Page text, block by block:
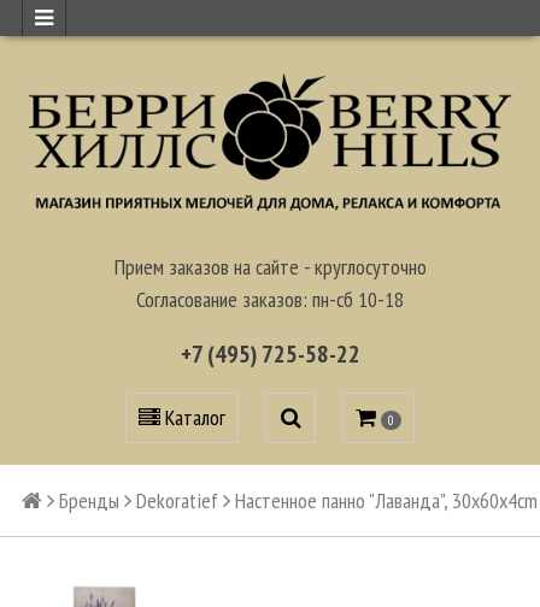
Прием заказов на сайте - круглосуточно
Согласование заказов: пн-сб 10-18
+7 (495) 725-58-22
Каталог 0
Бренды Dekoratief Настенное панно "Лаванда", 30x60x4cm